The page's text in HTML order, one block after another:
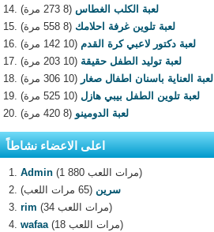
لعبة الكلب الغطاس (8 273 مرة)
لعبة تلوين غرفة احلامك (8 558 مرة)
لعبة دكتور لاعبي كرة القدم (10 142 مرة)
لعبة توليد الطفل حقيقة (10 203 مرة)
لعبة العناية باسنان اطفال صغار (10 306 مرة)
لعبة تلوين الطفل بيبي هازل (10 525 مرة)
لعبة الدومينو (8 420 مرة)
اعلى الاعضاء نشاطاً
Admin
(1 880 مرات اللعب)
سرين (65 مرات اللعب)
rim
(34 مرات اللعب)
wafaa
(18 مرات اللعب)